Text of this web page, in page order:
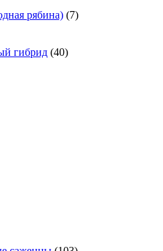
рябина) (7)
гибрид (40)